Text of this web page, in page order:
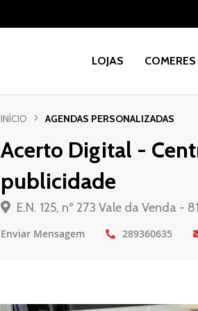
LOJAS
INÍCIO AGENDAS PERSONALIZADAS
Acerto Digital -
publicidade
E.N. 125, nº 273 Vale da Venda -
Enviar Mensagem 289360635